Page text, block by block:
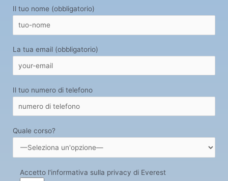
Il tuo nome (obbligatorio)
La tua email (obbligatorio)
Il tuo numero di telefono
Quale corso?
Accetto l'informativa sulla privacy di Everest